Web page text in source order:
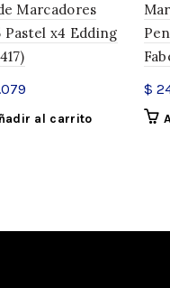
Marcadores
Pastel x4 Edding
al carrito
$